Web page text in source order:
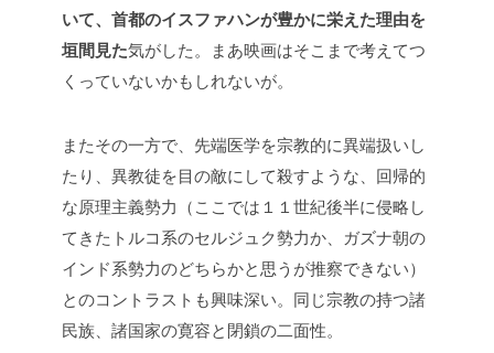
いて、首都のイスファハンが豊かに栄えた理由を
垣間見た気がした。まあ映画はそこまで考えてつ
くっていないかもしれないが。
またその一方で、先端医学を宗教的に異端扱いし
たり、異教徒を目の敵にして殺すような、回帰的
な原理主義勢力（ここでは１１世紀後半に侵略し
てきたトルコ系のセルジュク勢力か、ガズナ朝の
インド系勢力のどちらかと思うが推察できない）
とのコントラストも興味深い。同じ宗教の持つ諸
民族、諸国家の寛容と閉鎖の二面性。